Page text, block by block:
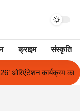
क्राइम संस्कृति
एक साल से लंबित